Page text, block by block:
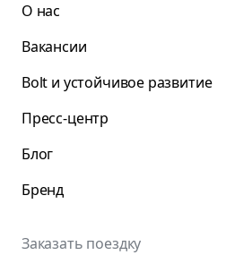
О нас
Вакансии
Bolt и устойчивое развитие
Пресс-центр
Блог
Бренд
Заказать поездку